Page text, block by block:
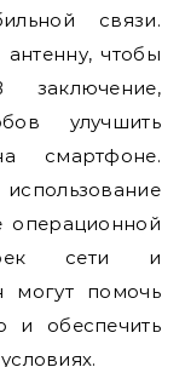
связи.
чтобы
улучшить
смартфоне.
операционной
сети и
могут помочь
и обеспечить